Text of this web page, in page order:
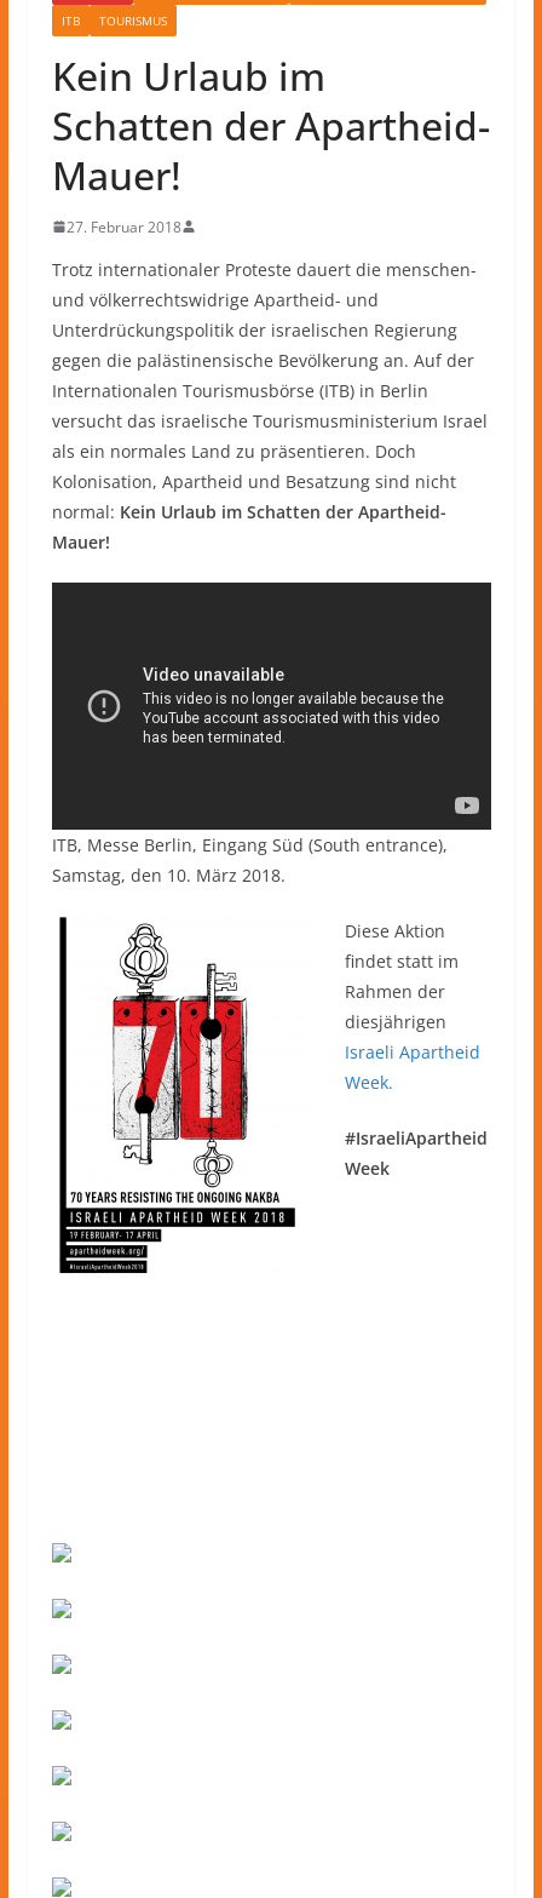
ITB
TOURISMUS
Kein Urlaub im
Schatten der Apartheid-
Mauer!
27. Februar 2018
Trotz internationaler Proteste dauert die menschen-
und völkerrechtswidrige Apartheid- und
Unterdrückungspolitik der israelischen Regierung
gegen die palästinensische Bevölkerung an. Auf der
Internationalen Tourismusbörse (ITB) in Berlin
versucht das israelische Tourismusministerium Israel
als ein normales Land zu präsentieren. Doch
Kolonisation, Apartheid und Besatzung sind nicht
normal: Kein Urlaub im Schatten der Apartheid-
Mauer!
ITB, Messe Berlin, Eingang Süd (South entrance),
Samstag, den 10. März 2018.
Diese Aktion
findet statt im
Rahmen der
diesjährigen
Israeli Apartheid
Week.
#IsraeliApartheid
Week